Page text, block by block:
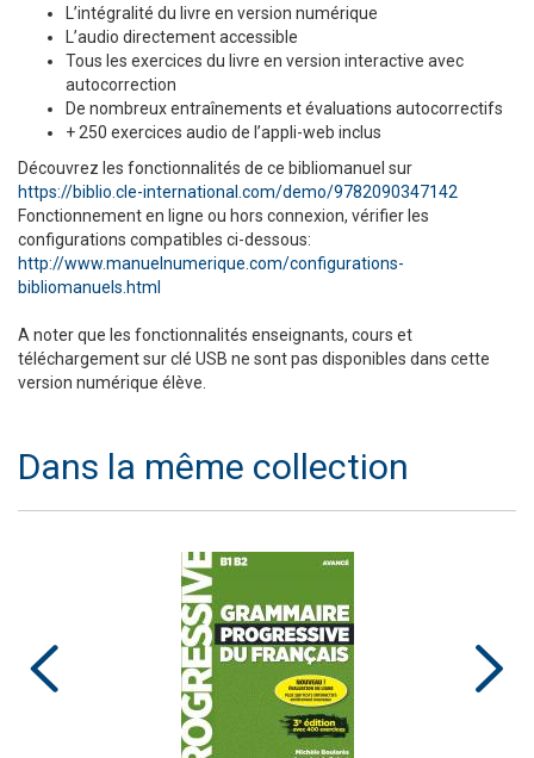
L’intégralité du livre en version numérique
L’audio directement accessible
Tous les exercices du livre en version interactive avec
autocorrection
De nombreux entraînements et évaluations autocorrectifs
+ 250 exercices audio de l’appli-web inclus
Découvrez les fonctionnalités de ce bibliomanuel sur
https://biblio.cle-international.com/demo/9782090347142
Fonctionnement en ligne ou hors connexion, vérifier les
configurations compatibles ci-dessous:
http://www.manuelnumerique.com/configurations-
bibliomanuels.html
A noter que les fonctionnalités enseignants, cours et
téléchargement sur clé USB ne sont pas disponibles dans cette
version numérique élève.
Dans la même collection